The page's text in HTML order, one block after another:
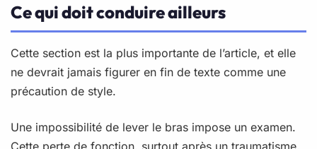
Ce qui doit conduire ailleurs
Cette section est la plus importante de l’article, et elle
ne devrait jamais figurer en fin de texte comme une
précaution de style.
Une impossibilité de lever le bras impose un examen.
Cette perte de fonction, surtout après un traumatisme,